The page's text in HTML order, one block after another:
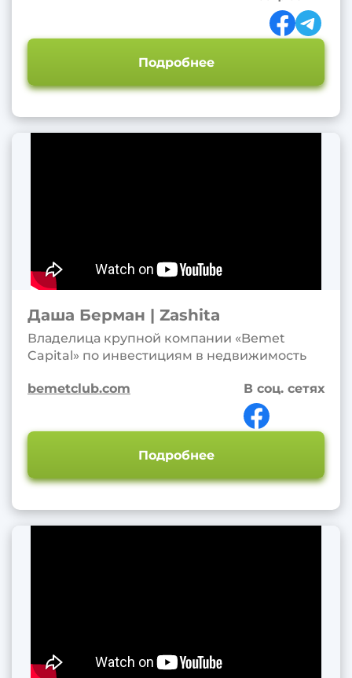
Подробнее
Даша Берман | Zashita
Владелица крупной компании «Bemet
Capital» по инвестициям в недвижимость
bemetclub.com В соц. сетях
Подробнее